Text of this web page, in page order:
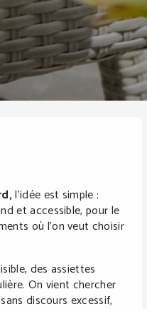
l’idée est simple :
et accessible, pour le
où l’on veut choisir
des assiettes
On vient chercher
discours excessif,